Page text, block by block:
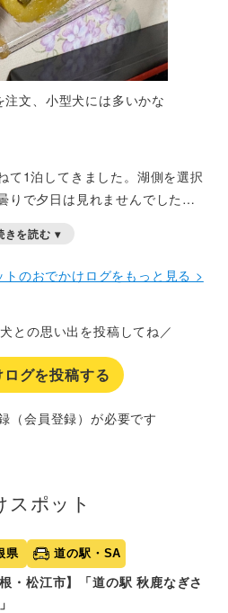
文、小型犬には多いかな
て1泊してきました。湖側を選択
りで夕日は見れませんでした。
だったので部屋食を選びまし
きを読む ▾
トのおでかけログをもっと見る >
との思い出を投稿してね／
グを投稿する
（会員登録）が必要です
スポット
県 道の駅・SA
根・松江市】「道の駅 秋鹿なぎさ